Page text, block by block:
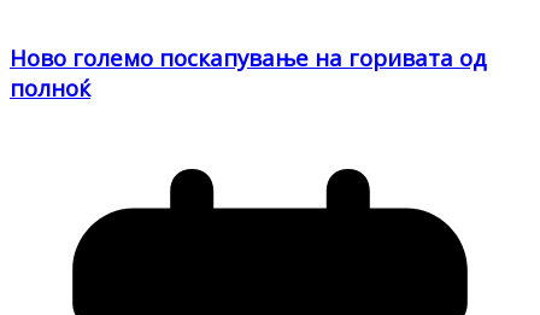
Ново големо поскапување на горивата од
полноќ